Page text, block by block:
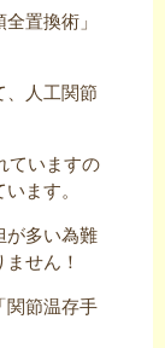
置換術」
、人工関節
ていますの
ます。
が多い為難
せん！
関節温存手